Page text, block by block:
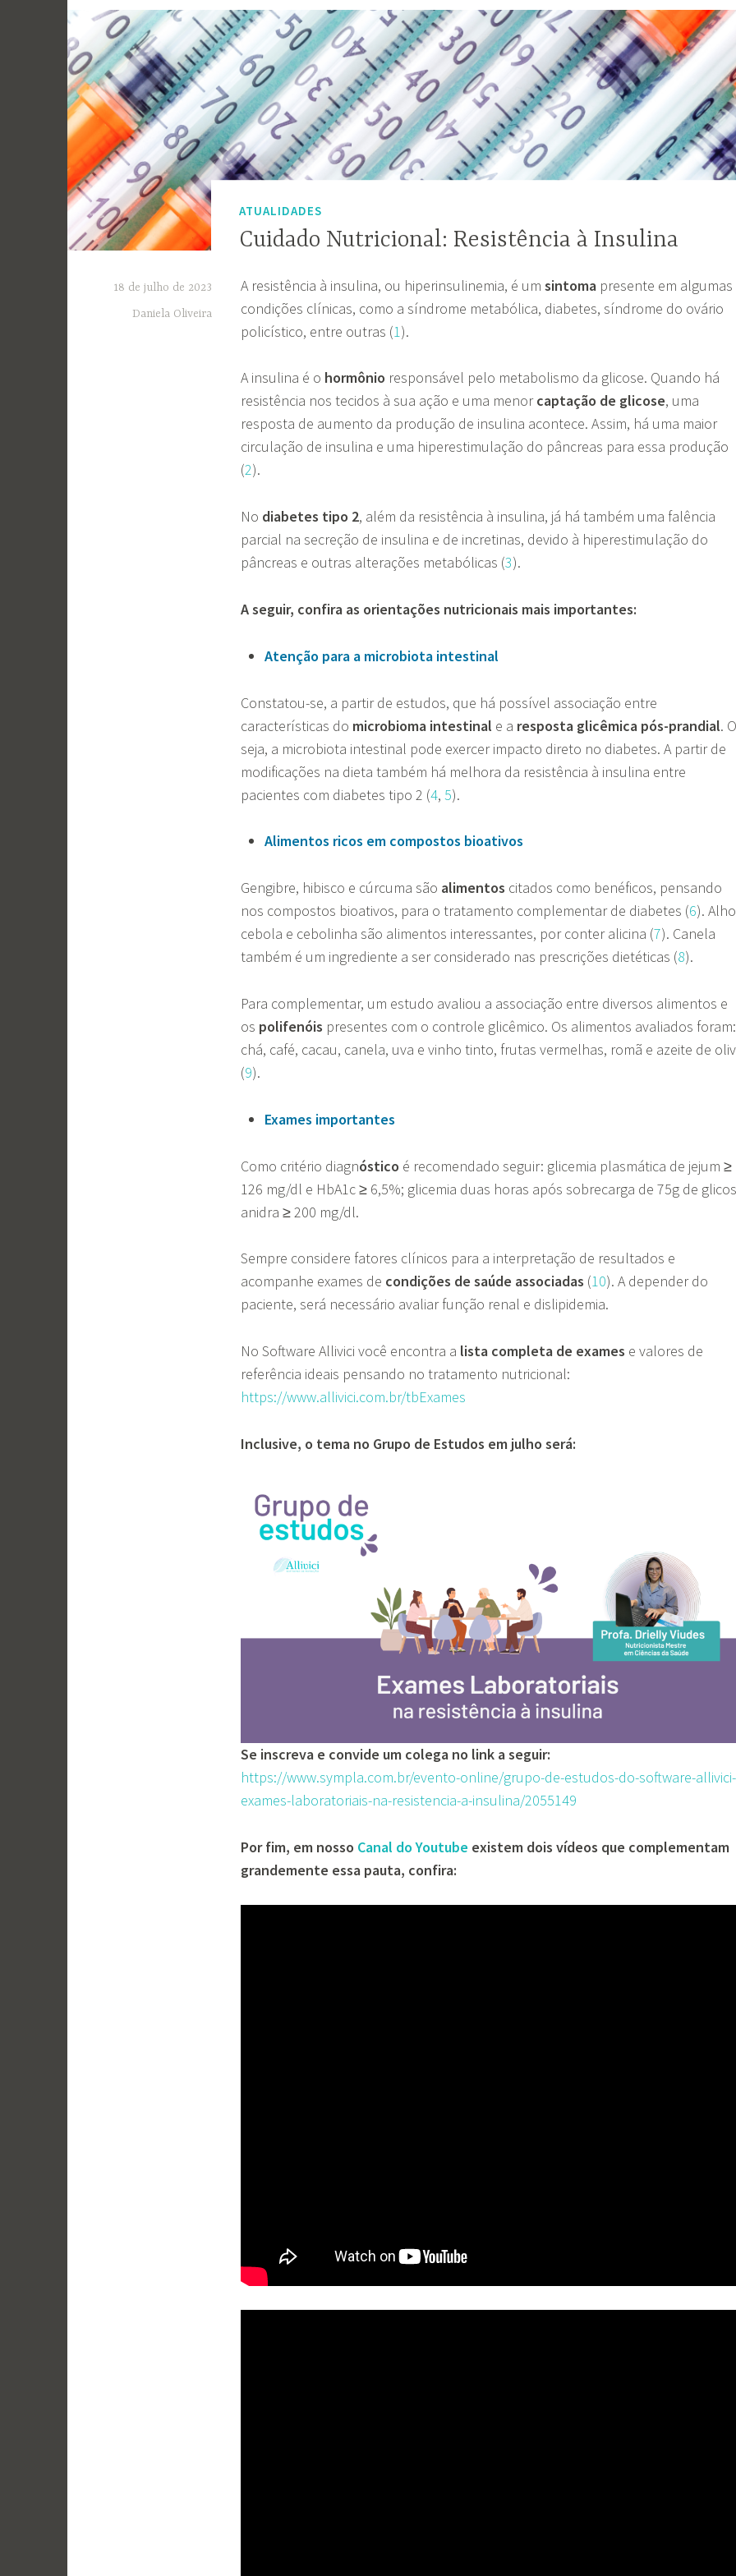
ATUALIDADES
Cuidado Nutricional: Resistência à Insulina
18 de julho de 2023
Daniela Oliveira
A resistência à insulina, ou hiperinsulinemia, é um sintoma presente em algumas
condições clínicas, como a síndrome metabólica, diabetes, síndrome do ovário
policístico, entre outras (1).
A insulina é o hormônio responsável pelo metabolismo da glicose. Quando há
resistência nos tecidos à sua ação e uma menorcaptação de glicose, uma
resposta de aumento da produção de insulina acontece. Assim, há uma maior
circulação de insulina e uma hiperestimulação do pâncreas para essa produção
(2).
No diabetes tipo 2, além da resistência à insulina, já há também uma falência
parcial na secreção de insulina e de incretinas, devido à hiperestimulação do
pâncreas e outras alterações metabólicas (3).
A seguir, confira as orientações nutricionais mais importantes:
Atenção para a microbiota intestinal
Constatou-se, a partir de estudos, que há possível associação entre
características do microbioma intestinal e a resposta glicêmica pós-prandial.
seja, a microbiota intestinal pode exercer impacto direto no diabetes. A partir de
modificações na dieta também há melhora da resistência à insulina entre
pacientes com diabetes tipo 2 (4, 5).
Alimentos ricos em compostos bioativos
Gengibre, hibisco e cúrcuma são alimentos citados como benéficos, pensando
nos compostos bioativos, para o tratamento complementar de diabetes (6).
cebola e cebolinha são alimentos interessantes, por conter alicina (7). Canela
também é um ingrediente a ser considerado nas prescrições dietéticas (8).
Para complementar, um estudo avaliou a associação entre diversos alimentos e
os polifenóis presentes com o controle glicêmico. Os alimentos avaliados foram:
chá, café, cacau, canela, uva e vinho tinto, frutas vermelhas, romã e azeite de
(9).
Exames importantes
Como critério diagnóstico é recomendado seguir: glicemia plasmática de jejum ≥
126 mg/dl e HbA1c ≥ 6,5%; glicemia duas horas após sobrecarga de 75g de
anidra ≥ 200 mg/dl.
Sempre considere fatores clínicos para a interpretação de resultados e
acompanhe exames de condições de saúde associadas (10). A depender do
paciente, será necessário avaliar função renal e dislipidemia.
No Software Allivici você encontra a lista completa de exames e valores de
referência ideais pensando no tratamento nutricional:
https://www.allivici.com.br/tbExames
Inclusive, o tema no Grupo de Estudos em julho será:
Se inscreva e convide um colega no link a seguir:
https://www.sympla.com.br/evento-online/grupo-de-estudos-do-software-allivici-
exames-laboratoriais-na-resistencia-a-insulina/2055149
Por fim, em nosso Canal do Youtube existem dois vídeos que complementam
grandemente essa pauta, confira: